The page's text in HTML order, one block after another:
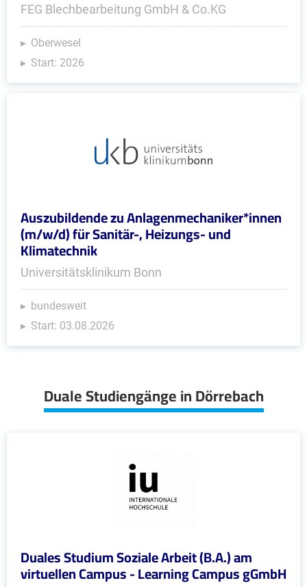
FEG Blechbearbeitung GmbH & Co.KG
Oberwesel
Start: 2026
Auszubildende zu Anlagenmechaniker*innen
(m/w/d) für Sanitär-, Heizungs- und
Klimatechnik
Universitätsklinikum Bonn
bundesweit
Start: 03.08.2026
Duale Studiengänge in Dörrebach
Duales Studium Soziale Arbeit (B.A.) am
virtuellen Campus - Learning Campus gGmbH